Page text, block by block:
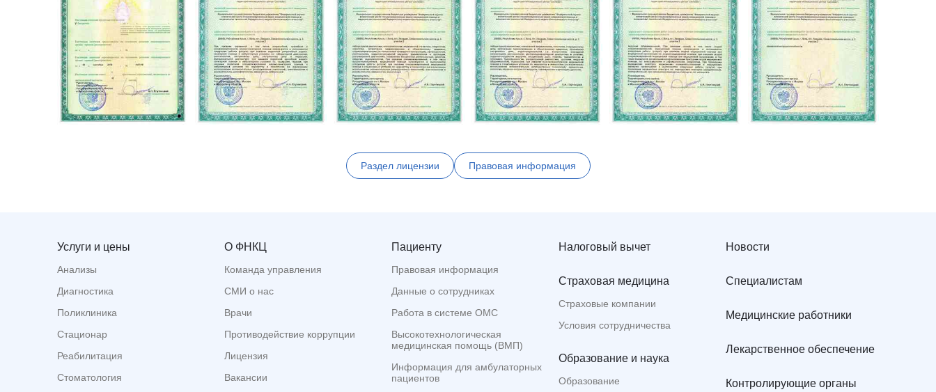
Раздел лицензии Правовая информация
Услуги и цены
Анализы
Диагностика
Поликлиника
Стационар
Реабилитация
Стоматология
О ФНКЦ
Команда управления
СМИ о нас
Врачи
Противодействие коррупции
Лицензия
Вакансии
Пациенту
Правовая информация
Данные о сотрудниках
Работа в системе ОМС
Высокотехнологическая
медицинская помощь (ВМП)
Информация для амбулаторных
пациентов
Налоговый вычет
Страховая медицина
Страховые компании
Условия сотрудничества
Образование и наука
Образование
Новости
Специалистам
Медицинские работники
Лекарственное обеспечение
Контролирующие органы